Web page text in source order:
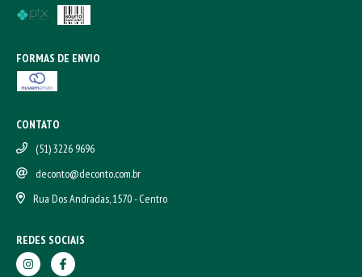
FORMAS DE ENVIO
CONTATO
(51) 3226 9696
deconto@deconto.com.br
Rua Dos Andradas, 1570 - Centro
REDES SOCIAIS